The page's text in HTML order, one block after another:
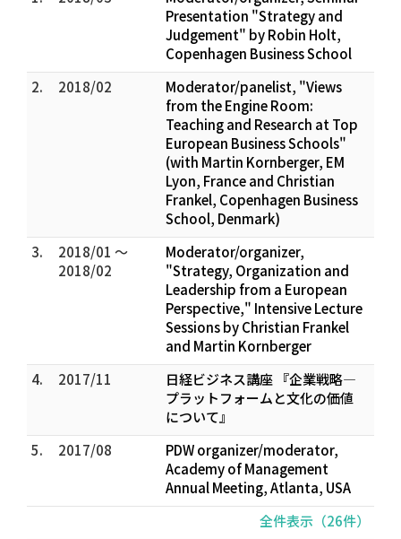
Presentation "Strategy and
Judgement" by Robin Holt,
Copenhagen Business School
2.
2018/02
Moderator/panelist, "Views
from the Engine Room:
Teaching and Research at Top
European Business Schools"
(with Martin Kornberger, EM
Lyon, France and Christian
Frankel, Copenhagen Business
School, Denmark)
3.
2018/01 ～
2018/02
Moderator/organizer,
"Strategy, Organization and
Leadership from a European
Perspective," Intensive Lecture
Sessions by Christian Frankel
and Martin Kornberger
4.
2017/11
日経ビジネス講座 『企業戦略―
プラットフォームと文化の価値
について』
5.
2017/08
PDW organizer/moderator,
Academy of Management
Annual Meeting, Atlanta, USA
全件表示（26件）